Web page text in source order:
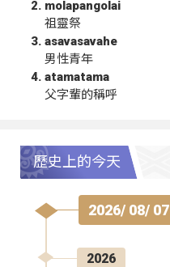
molapangolai
祖靈祭
asavasavahe
男性青年
atamatama
父字輩的稱呼
歷史上的今天
2026/ 08/ 07
2026